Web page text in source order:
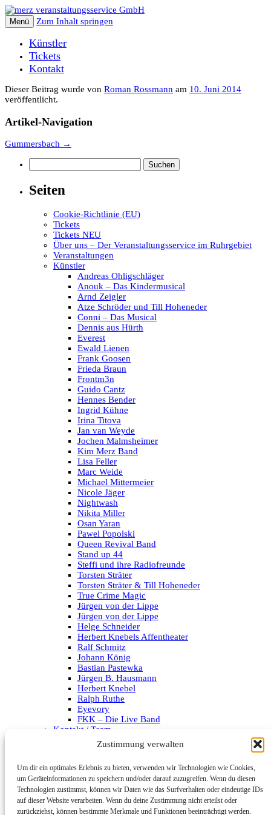
Zustimmung verwalten
Um dir ein optimales Erlebnis zu bieten, verwenden wir Technologien wie Cookies,
um Geräteinformationen zu speichern und/oder darauf zuzugreifen. Wenn du diesen
Technologien zustimmst, können wir Daten wie das Surfverhalten oder eindeutige IDs
auf dieser Website verarbeiten. Wenn du deine Zustimmung nicht erteilst oder
zurückziehst, können bestimmte Merkmale und Funktionen beeinträchtigt werden.
Menü Zum Inhalt springen
Künstler
Tickets
Kontakt
Dieser Beitrag wurde von Roman Rossmann am 10. Juni 2014
veröffentlicht.
Artikel-Navigation
Gummersbach →
nach:
Seiten
Cookie-Richtlinie (EU)
Tickets
Tickets NEU
Über uns – Der Veranstaltungsservice im Ruhrgebiet
Veranstaltungen
Künstler
Andreas Ohligschläger
Anouk – Das Kindermusical
Arnd Zeigler
Atze Schröder und Till Hoheneder
Conni – Das Musical
Dennis aus Hürth
Everest
Ewald Lienen
Frank Goosen
Frieda Braun
Frontm3n
Guido Cantz
Hennes Bender
Ingrid Kühne
Irina Titova
Jan van Weyde
Jochen Malmsheimer
Kim Merz Band
Lisa Feller
Marc Weide
Michael Mittermeier
Nicole Jäger
Nightwash
Nikita Miller
Osan Yaran
Pawel Popolski
Queen Revival Band
Stand up 44
Steffi und ihre Radiofreunde
Torsten Sträter
Torsten Sträter & Till Hoheneder
True Crime Magic
Jürgen von der Lippe
Jürgen von der Lippe
Helge Schneider
Herbert Knebels Affentheater
Ralf Schmitz
Johann König
Bastian Pastewka
Jürgen B. Hausmann
Herbert Knebel
Ralph Ruthe
Eyevory
FKK – Die Live Band
Kontakt / Team
Datenschutzerklärung
Archiv
Kategorien